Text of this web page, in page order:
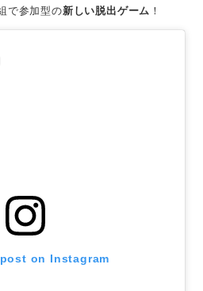
で参加型の新しい脱出ゲーム ！
on Instagram